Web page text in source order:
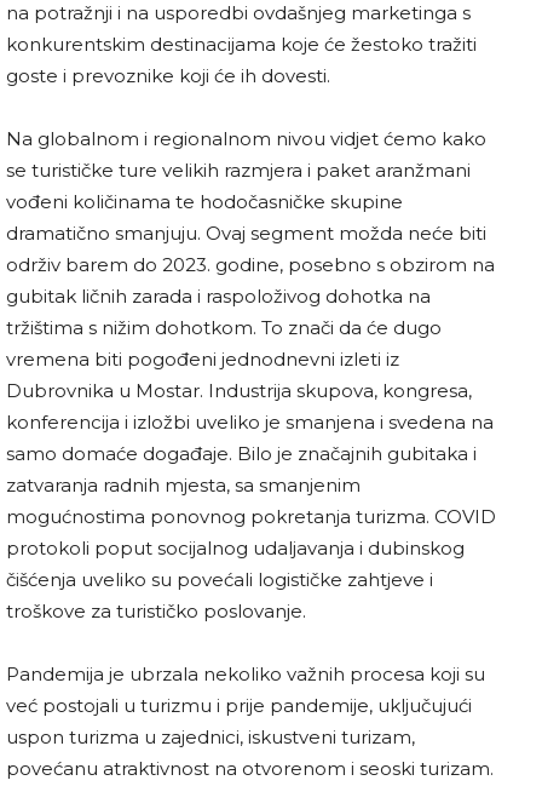
na potražnji i na usporedbi ovdašnjeg marketinga s
konkurentskim destinacijama koje će žestoko tražiti
goste i prevoznike koji će ih dovesti.
Na globalnom i regionalnom nivou vidjet ćemo kako
se turističke ture velikih razmjera i paket aranžmani
vođeni količinama te hodočasničke skupine
dramatično smanjuju. Ovaj segment možda neće biti
održiv barem do 2023. godine, posebno s obzirom na
gubitak ličnih zarada i raspoloživog dohotka na
tržištima s nižim dohotkom. To znači da će dugo
vremena biti pogođeni jednodnevni izleti iz
Dubrovnika u Mostar. Industrija skupova, kongresa,
konferencija i izložbi uveliko je smanjena i svedena na
samo domaće događaje. Bilo je značajnih gubitaka i
zatvaranja radnih mjesta, sa smanjenim
mogućnostima ponovnog pokretanja turizma. COVID
protokoli poput socijalnog udaljavanja i dubinskog
čišćenja uveliko su povećali logističke zahtjeve i
troškove za turističko poslovanje.
Pandemija je ubrzala nekoliko važnih procesa koji su
već postojali u turizmu i prije pandemije, uključujući
uspon turizma u zajednici, iskustveni turizam,
povećanu atraktivnost na otvorenom i seoski turizam.